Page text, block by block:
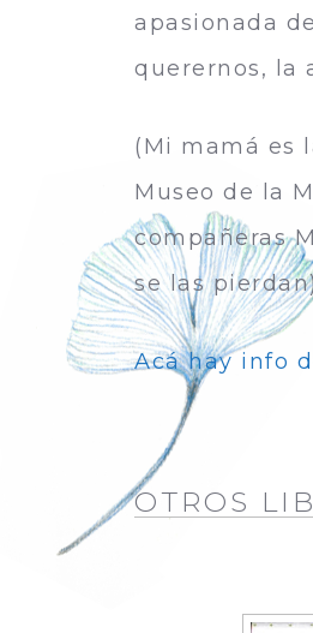
apasionada de
querernos, la
(Mi mamá es
Museo de la
compañeras
se las
Acá hay info
OTROS